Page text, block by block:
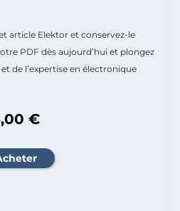
article Elektor et conservez-le
PDF dès aujourd’hui et plongez
de l’expertise en électronique
€